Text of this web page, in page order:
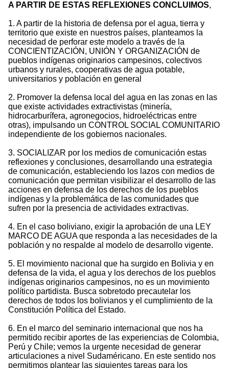
A PARTIR DE ESTAS REFLEXIONES CONCLUIMOS,
1. A partir de la historia de defensa por el agua, tierra y
territorio que existe en nuestros países, planteamos la
necesidad de perforar este modelo a través de la
CONCIENTIZACIÓN, UNIÓN Y ORGANIZACIÓN de
pueblos indígenas originarios campesinos, colectivos
urbanos y rurales, cooperativas de agua potable,
universitarios y población en general
2. Promover la defensa local del agua en las zonas en las
que existe actividades extractivistas (minería,
hidrocarburífera, agronegocios, hidroeléctricas entre
otras), impulsando un CONTROL SOCIAL COMUNITARIO
independiente de los gobiernos nacionales.
3. SOCIALIZAR por los medios de comunicación estas
reflexiones y conclusiones, desarrollando una estrategia
de comunicación, estableciendo los lazos con medios de
comunicación que permitan visibilizar el desarrollo de las
acciones en defensa de los derechos de los pueblos
indígenas y la problemática de las comunidades que
sufren por la presencia de actividades extractivas.
4. En el caso boliviano, exigir la aprobación de una LEY
MARCO DE AGUA que responda a las necesidades de la
población y no respalde al modelo de desarrollo vigente.
5. El movimiento nacional que ha surgido en Bolivia y en
defensa de la vida, el agua y los derechos de los pueblos
indígenas originarios campesinos, no es un movimiento
político partidista. Busca sobretodo precautelar los
derechos de todos los bolivianos y el cumplimiento de la
Constitución Política del Estado.
6. En el marco del seminario internacional que nos ha
permitido recibir aportes de las experiencias de Colombia,
Perú y Chile; vemos la urgente necesidad de generar
articulaciones a nivel Sudaméricano. En este sentido nos
permitimos plantear las siguientes tareas para los